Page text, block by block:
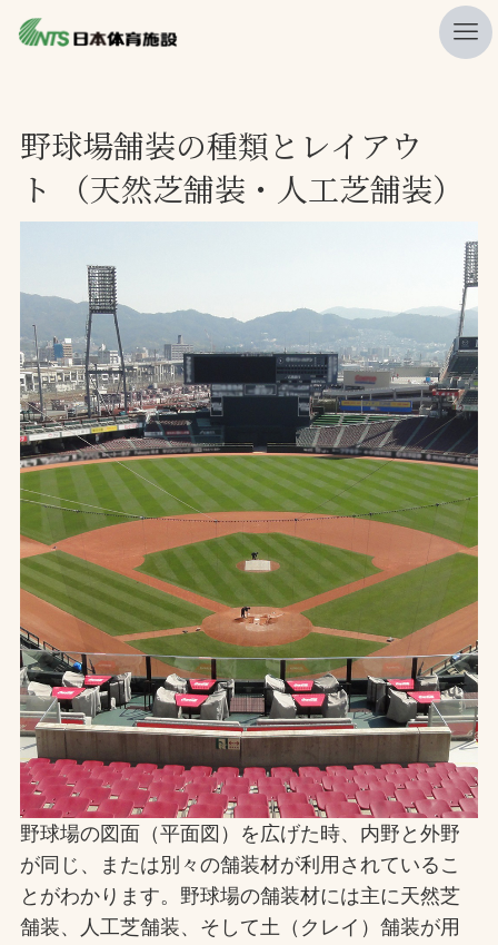
ニュース
プレスリリース
製品・サービス一覧
施工・管理実績一覧
会社概要
採用情報
検索
お問合せ
お取引先の皆様へ
プライバシーポリシー
ソーシャルメディアポリシー
InstagramFacebook
文字の見えづらさや操作にお困りの方へ
野球場舗装の種類とレイアウ
ト （天然芝舗装・人工芝舗装）
野球場の図面（平面図）を広げた時、内野と外野
が同じ、または別々の舗装材が利用されているこ
とがわかります。野球場の舗装材には主に天然芝
舗装、人工芝舗装、そして土（クレイ）舗装が用